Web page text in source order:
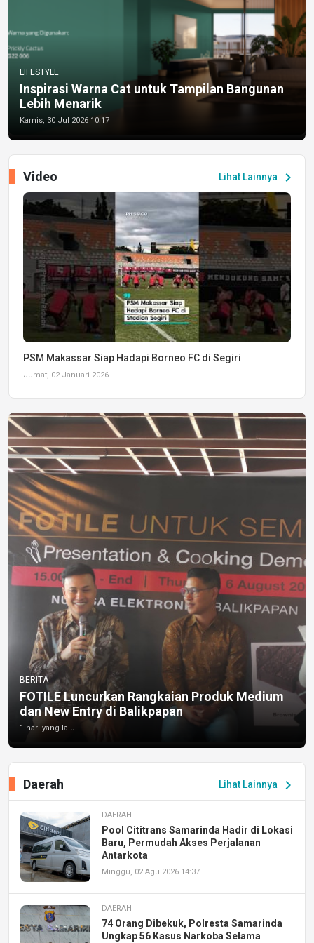
LIFESTYLE
Inspirasi Warna Cat untuk Tampilan Bangunan
Lebih Menarik
Kamis, 30 Jul 2026 10:17
Lihat Lainnya chevron_right
Video
PSM Makassar Siap Hadapi Borneo FC di Segiri
Jumat, 02 Januari 2026
BERITA
FOTILE Luncurkan Rangkaian Produk Medium
dan New Entry di Balikpapan
1 hari yang lalu
Lihat Lainnya chevron_right
Daerah
DAERAH
Pool Cititrans Samarinda Hadir di Lokasi
Baru, Permudah Akses Perjalanan
Antarkota
Minggu, 02 Agu 2026 14:37
DAERAH
74 Orang Dibekuk, Polresta Samarinda
Ungkap 56 Kasus Narkoba Selama